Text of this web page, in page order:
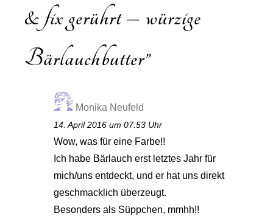
& fix gerührt – würzige
Bärlauchbutter”
Monika Neufeld
14. April 2016 um 07:53 Uhr
Wow, was für eine Farbe!!
Ich habe Bärlauch erst letztes Jahr für
mich/uns entdeckt, und er hat uns direkt
geschmacklich überzeugt.
Besonders als Süppchen, mmhh!!